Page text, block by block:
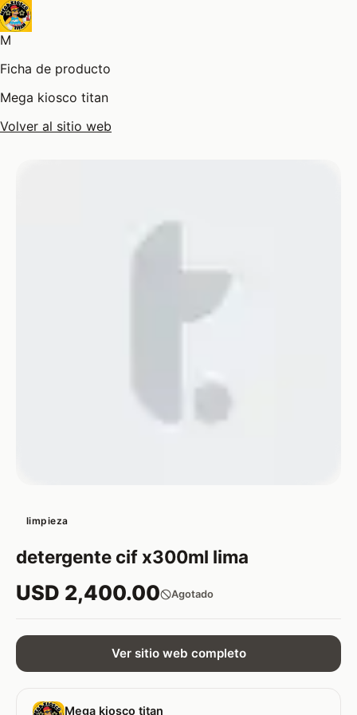
M
Ficha de producto
Mega kiosco titan
Volver al sitio web
limpieza
detergente cif x300ml lima
USD 2,400.00 Agotado
Ver sitio web completo
Mega kiosco titan